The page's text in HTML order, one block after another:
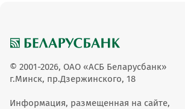
© 2001-2026, ОАО «АСБ Беларусбанк»
г.Минск, пр.Дзержинского, 18
Информация, размещенная на сайте,